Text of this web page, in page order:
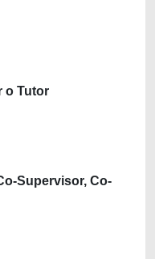
o Tutor
Supervisor, Co-